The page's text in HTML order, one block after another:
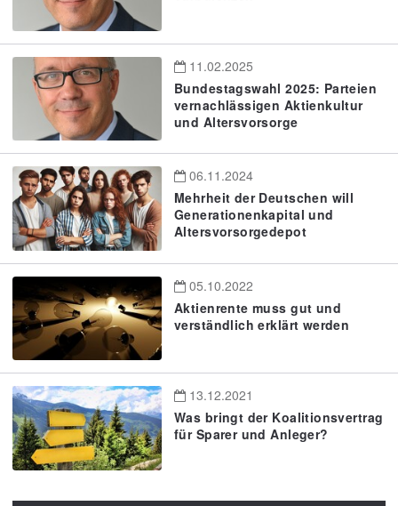
11.02.2025
Bundestagswahl 2025: Parteien
vernachlässigen Aktienkultur
und Altersvorsorge
06.11.2024
Mehrheit der Deutschen will
Generationenkapital und
Altersvorsorgedepot
05.10.2022
Aktienrente muss gut und
verständlich erklärt werden
13.12.2021
Was bringt der Koalitionsvertrag
für Sparer und Anleger?